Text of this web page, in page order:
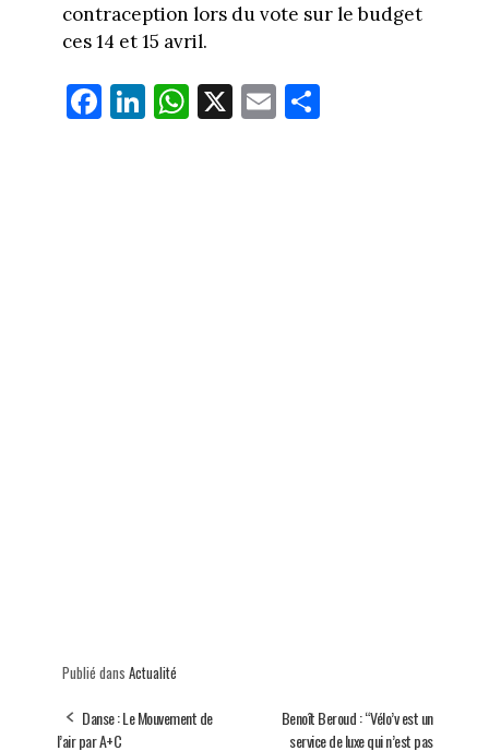
contraception lors du vote sur le budget
ces 14 et 15 avril.
Fa
ce
Li
nk
W
ha
X E
m
Pa
rt
Publié dans Actualité
Danse : Le Mouvement de
l’air par A+C
Benoît Beroud : “Vélo’v est un
service de luxe qui n’est pas